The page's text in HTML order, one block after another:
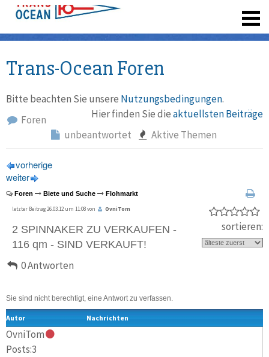
Trans-Ocean Foren
Bitte beachten Sie unsere Nutzungsbedingungen.
Hier finden Sie dieaktuellsten Beiträge
Foren
unbeantwortet
Aktive Themen
vorherige
weiter
Foren Biete und Suche Flohmarkt
letzter Beitrag 26.03.12 um 11:08 von OvniTom
2 SPINNAKER ZU VERKAUFEN -
116 qm - SIND VERKAUFT!
0 Antworten
sortieren:
Sie sind nicht berechtigt, eine Antwort zu verfassen.
Autor Nachrichten
OvniTom
Posts:3